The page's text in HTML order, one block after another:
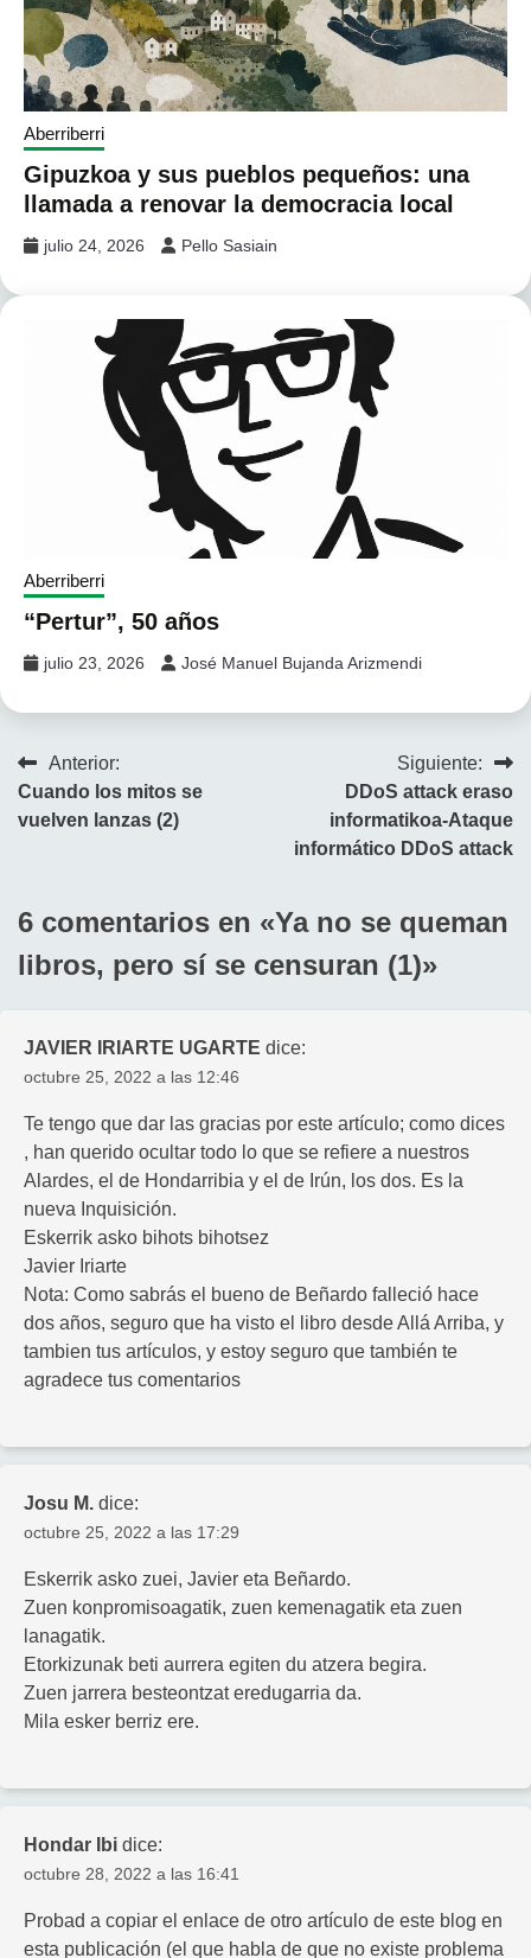
Aberriberri
Gipuzkoa y sus pueblos pequeños: una
llamada a renovar la democracia local
julio 24, 2026 Pello Sasiain
Aberriberri
“Pertur”, 50 años
julio 23, 2026 José Manuel Bujanda Arizmendi
Navegación
de
Anterior:
Cuando los mitos se
vuelven lanzas (2)
Siguiente:
DDoS attack eraso
informatikoa-Ataque
informático DDoS attack
6 comentarios en «Ya no se queman
libros, pero sí se censuran (1)»
JAVIER IRIARTE UGARTE dice:
octubre 25, 2022 a las 12:46
Te tengo que dar las gracias por este artículo; como dices
, han querido ocultar todo lo que se refiere a nuestros
Alardes, el de Hondarribia y el de Irún, los dos. Es la
nueva Inquisición.
Eskerrik asko bihots bihotsez
Javier Iriarte
Nota: Como sabrás el bueno de Beñardo falleció hace
dos años, seguro que ha visto el libro desde Allá Arriba, y
tambien tus artículos, y estoy seguro que también te
agradece tus comentarios
Josu M. dice:
octubre 25, 2022 a las 17:29
Eskerrik asko zuei, Javier eta Beñardo.
Zuen konpromisoagatik, zuen kemenagatik eta zuen
lanagatik.
Etorkizunak beti aurrera egiten du atzera begira.
Zuen jarrera besteontzat eredugarria da.
Mila esker berriz ere.
Hondar Ibi dice:
octubre 28, 2022 a las 16:41
Probad a copiar el enlace de otro artículo de este blog en
esta publicación (el que habla de que no existe problema